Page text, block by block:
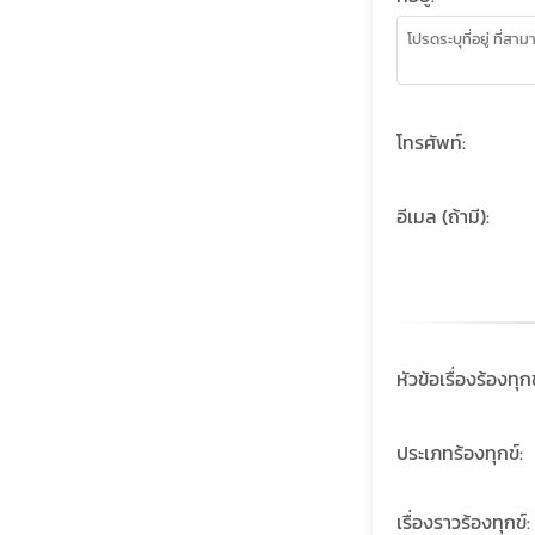
โทรศัพท์:
อีเมล (ถ้ามี):
หัวข้อเรื่องร้องทุ
ประเภทร้องทุกข์:
เรื่องราวร้องทุกข์: